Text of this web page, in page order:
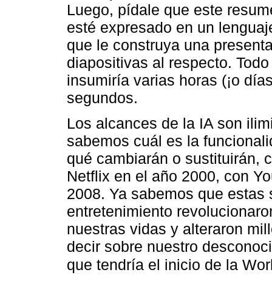
Luego, pídale que este
esté expresado en un
que le construya una
diapositivas al respecto.
insumiría varias horas (¡o
segundos.
Los alcances de la IA son
sabemos cuál es la
qué cambiarán o sustituirán,
Netflix en el año 2000, con
2008. Ya sabemos que
entretenimiento
nuestras vidas y alteraron
decir sobre nuestro
que tendría el inicio de la